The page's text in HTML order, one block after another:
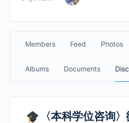
Members Feed Photos
Albums Documents
〈本科学位咨询